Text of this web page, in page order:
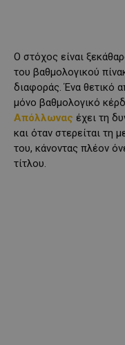
Ο στόχος είναι
του βαθμολογικού
διαφοράς. Ένα θετικό
μόνο βαθμολογικό
Απόλλωνας έχει τη
και όταν στερείται τη
του, κάνοντας πλέον
τίτλου.